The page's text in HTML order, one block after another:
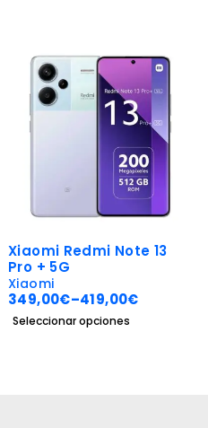
-30%
Xiaomi Redmi Note 13
Pro + 5G
Xiaomi
349,00€–419,00€
Seleccionar opciones